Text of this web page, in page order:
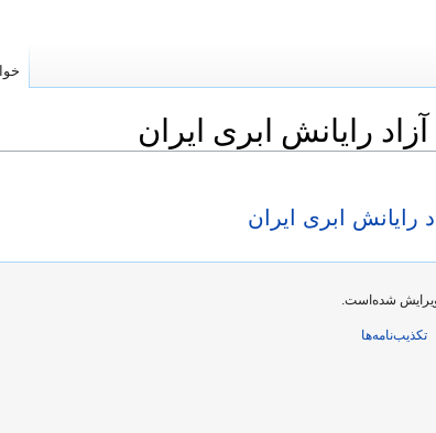
رایانش ابری ایران
رایانش ابری ایران
تکذیب‌نامه‌ها